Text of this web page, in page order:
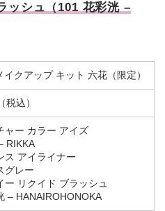
ッシュ（101 花彩洸 –
イクアップ キット 六花（限定）
税込）
ャー カラー アイズ
RIKKA
ス アイライナー
グレー
ー リクイド ブラッシュ
– HANAIROHONOKA